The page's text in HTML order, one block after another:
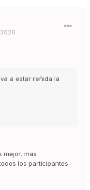
a estar reñida la
mejor, mas
los participantes.